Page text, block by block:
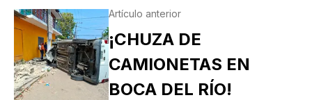
Artículo anterior
¡CHUZA DE
CAMIONETAS EN
BOCA DEL RÍO!